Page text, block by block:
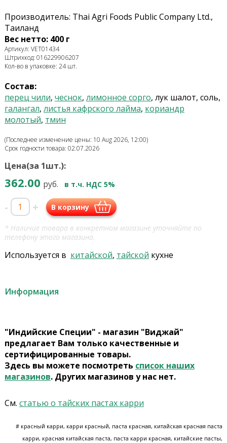
Производитель: Thai Agri Foods Public Company Ltd.,
Таиланд
Вес нетто: 400 г
Артикул: VET01434
Штрихкод: 016229906207
Кол-во в упаковке: 24 шт.
Состав:
перец чили, чеснок, лимонное сорго, лук шалот, соль,
галангал, листья кафрского лайма, кориандр
молотый, тмин
(Последнее изменение цены: 10 Aug 2026, 12:00)
Срок годности товара: 02.07.2026
Цена(за 1шт.):
362.00 руб. в т.ч. НДС 5%
- + В корзину
* Наличие товара в конкретном магазине уточняйте по
телефону этого магазина.
Используется в китайской, тайской кухне
Информация
"Индийские Специи" - магазин "Виджай"
предлагает Вам только качественные и
сертифицированные товары.
Здесь вы можете посмотреть список наших
магазинов. Других магазинов у нас нет.
См. статью о тайских пастах карри
# красный карри, карри красный, паста красная, китайская красная паста
карри, красная китайская паста, паста карри красная, китайские пасты,